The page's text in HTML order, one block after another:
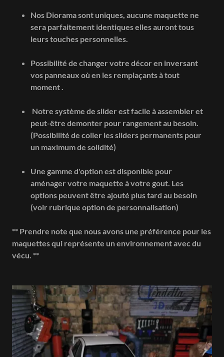
Nos Diorama sont uniques, aucune maquette ne
sera parfaitement identiques elles auront tous
leurs touches personnelles.
Possibilité de changer votre décor en inversant
vos panneaux où en les remplaçants à tout
moment .
Notre système de slider est facile à assembler et
peut-être demonter pour rangement au besoin.
(Possibilité de coller les sliders permanents pour
un maximum de solidité)
Une gamme d'option est disponible pour
aménager votre maquette à votre gout. Les
options peuvent être ajouté plus tard au besoin
(voir rubrique option de personnalisation)
** Prendre note que nous avons une préférence pour les
maquettes qui représente un environnement avec du
vécu. **